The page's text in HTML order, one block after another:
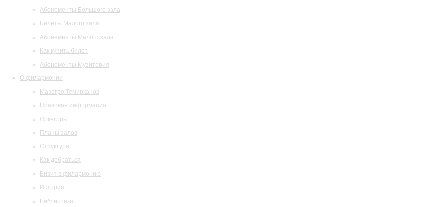
Абонементы Большого зала
Билеты Малого зала
Абонементы Малого зала
Как купить билет
Абонементы Музитория
О филармонии
Маэстро Темирканов
Правовая информация
Оркестры
Планы залов
Структура
Как добраться
Визит в филармонию
История
Библиотека